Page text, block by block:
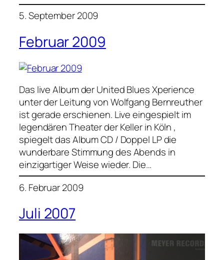
5. September 2009
Februar 2009
Das live Album der United Blues Xperience
unter der Leitung von Wolfgang Bernreuther
ist gerade erschienen. Live eingespielt im
legendären Theater der Keller in Köln ,
spiegelt das Album CD / Doppel LP die
wunderbare Stimmung des Abends in
einzigartiger Weise wieder. Die…
6. Februar 2009
Juli 2007